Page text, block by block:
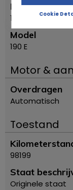
Eerste
1987
Model
190 E
Motor &
Overdragen
Automatisch
Toestand
98199
Staat
Originele staat
Cookie